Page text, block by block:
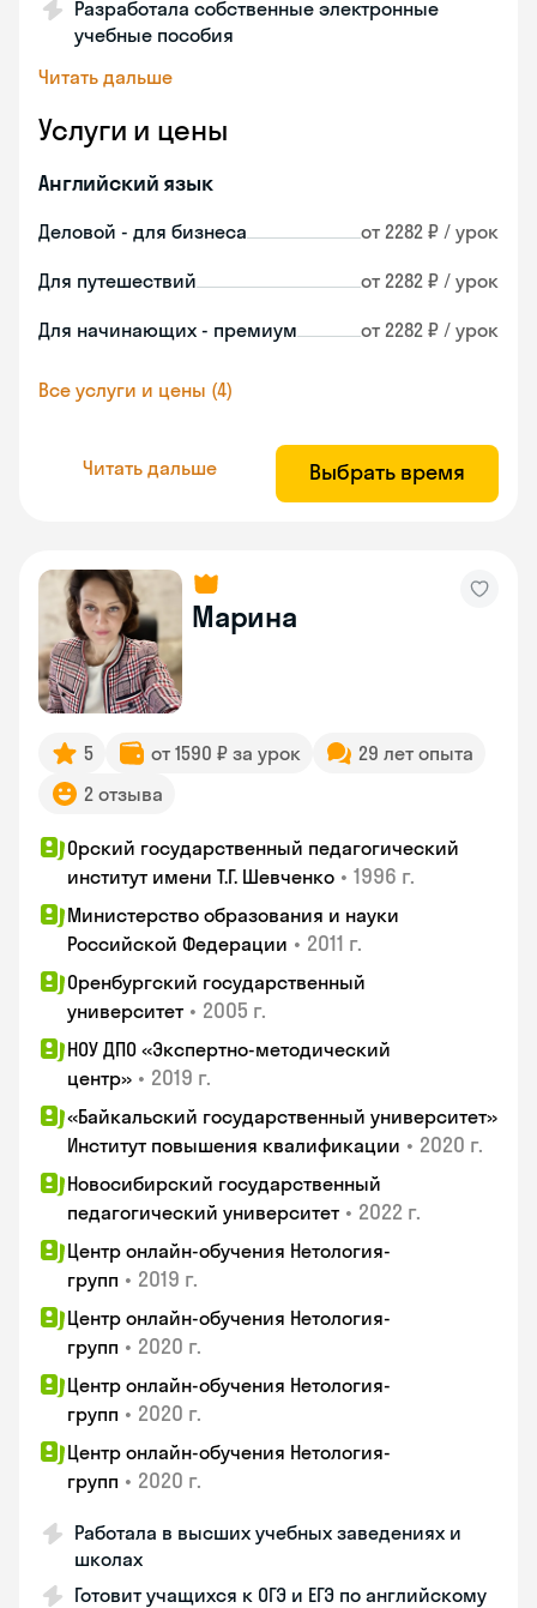
Разработала собственные электронные
учебные пособия
Читать дальше
Услуги и цены
Английский язык
Деловой - для бизнеса от 2282 ₽ / урок
Для путешествий от 2282 ₽ / урок
Для начинающих - премиум от 2282 ₽ / урок
Все услуги и цены (4)
Читать дальше Выбрать время
Марина
5 от 1590 ₽ за урок
29 лет опыта
2 отзыва
Орский государственный педагогический
институт имени Т.Г. Шевченко • 1996 г.
Министерство образования и науки
Российской Федерации • 2011 г.
Оренбургский государственный
университет • 2005 г.
НОУ ДПО «Экспертно-методический
центр» • 2019 г.
«Байкальский государственный университет»
Институт повышения квалификации • 2020 г.
Новосибирский государственный
педагогический университет • 2022 г.
Центр онлайн-обучения Нетология-
групп • 2019 г.
Центр онлайн-обучения Нетология-
групп • 2020 г.
Центр онлайн-обучения Нетология-
групп • 2020 г.
Центр онлайн-обучения Нетология-
групп • 2020 г.
Работала в высших учебных заведениях и
школах
Готовит учащихся к ОГЭ и ЕГЭ по английскому